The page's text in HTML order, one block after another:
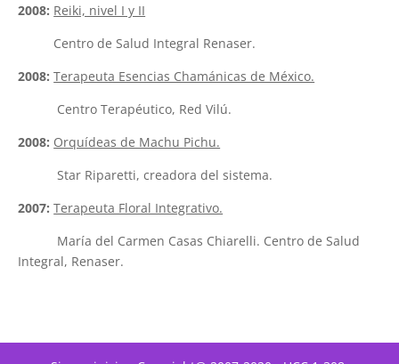
2008: Reiki, nivel I y II
Centro de Salud Integral Renaser.
2008: Terapeuta Esencias Chamánicas de México.
Centro Terapéutico, Red Vilú.
2008: Orquídeas de Machu Pichu.
Star Riparetti, creadora del sistema.
2007: Terapeuta Floral Integrativo.
María del Carmen Casas Chiarelli. Centro de Salud
Integral, Renaser.